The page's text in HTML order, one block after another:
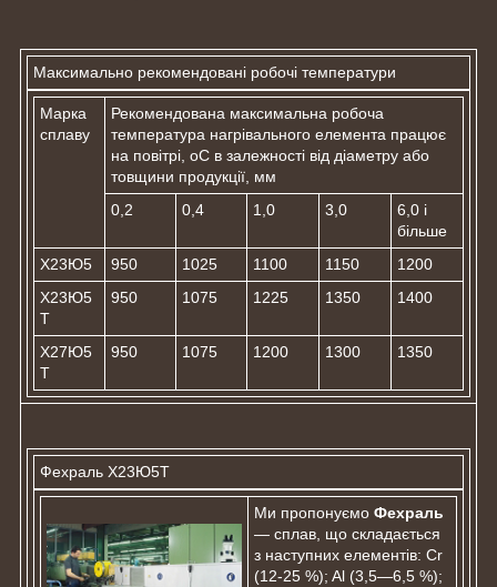
Максимально рекомендовані робочі температури
Марка
сплаву
Рекомендована максимальна робоча
температура нагрівального елемента працює
на повітрі, оС в залежності від діаметру або
товщини продукції, мм
0,2
0,4 1,0 3,0
6,0 і
більше
Х23Ю5
950 1025 1100 1150
1200
Х23Ю5
Т
950 1075 1225 1350 1400
Х27Ю5
Т
950 1075 1200 1300 1350
Фехраль Х23Ю5Т
Ми пропонуємо Фехраль
— сплав, що складається
з наступних елементів: Cr
(12-25 %); Al (3,5—6,5 %);